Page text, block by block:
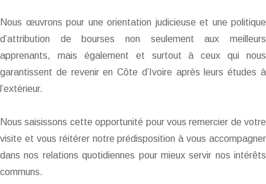
Nous œuvrons pour une orientation judicieuse et une politique
d’attribution de bourses non seulement aux meilleurs
apprenants, mais également et surtout à ceux qui nous
garantissent de revenir en Côte d’Ivoire après leurs études à
l’extérieur.
Nous saisissons cette opportunité pour vous remercier de votre
visite et vous réitérer notre prédisposition à vous accompagner
dans nos relations quotidiennes pour mieux servir nos intérêts
communs.